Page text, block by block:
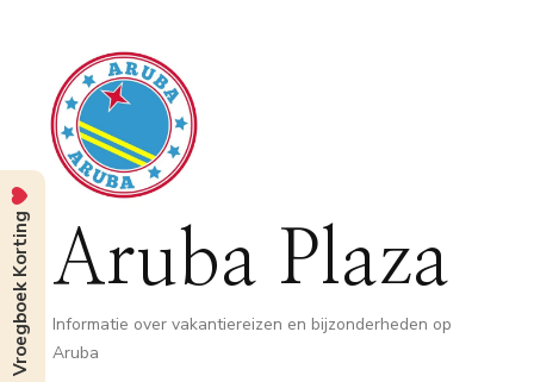
Aruba Plaza
Informatie over vakantiereizen en bijzonderheden op
Aruba
Vroegboek Korting